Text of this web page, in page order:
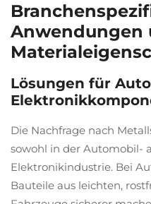
Anwendungen
Lösungen für
Die Nachfrage nach
sowohl in der Automobil-
Elektronikindustrie. Bei
Bauteile aus leichten,